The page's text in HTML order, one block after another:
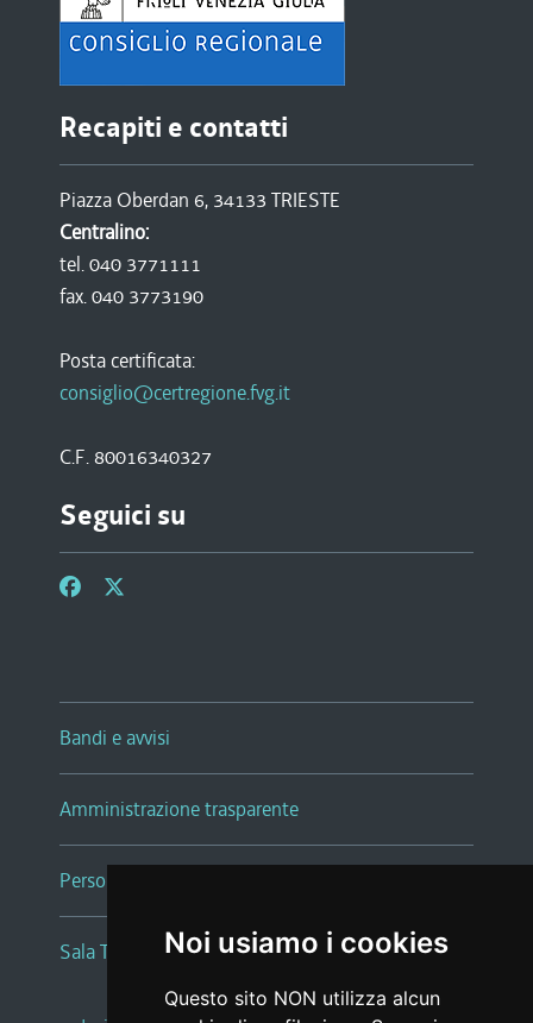
Noi usiamo i cookies
Questo sito NON utilizza alcun
Recapiti e contatti
Piazza Oberdan 6, 34133 TRIESTE
Centralino:
tel. 040 3771111
fax. 040 3773190
Posta certificata:
consiglio@certregione.fvg.it
C.F. 80016340327
Seguici su
Bandi e avvisi
Amministrazione trasparente
Persone e Uffici
Sala Tiziano Tessitori